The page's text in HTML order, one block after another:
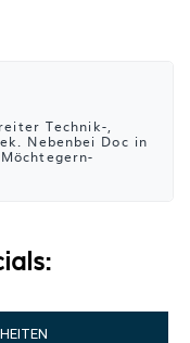
Technik-,
Nebenbei Doc in